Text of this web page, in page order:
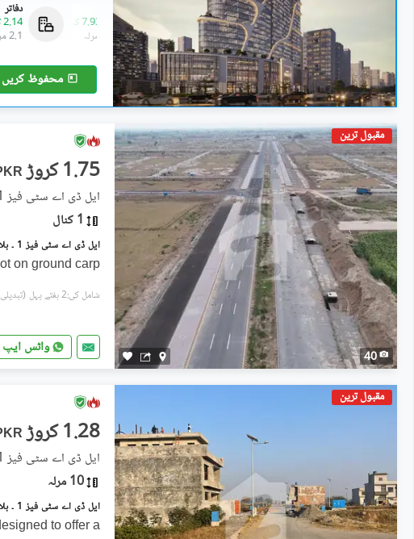
دفاتر
2.14 کروڑ
2.1 مرلہ
کمرشل
5.33 کروڑ
7.93 کروڑ
2 مرلہ
-2.6 مرلہ
محفوظ کریں
مقبول ترین
40
1.75 کروڑ
1 کنال
on ground carp
شامل کی:2 ہفتے پہل (تبدیلی کی
واٹس ایپ
مقبول ترین
1.28 کروڑ
10 مرلہ
to offer a